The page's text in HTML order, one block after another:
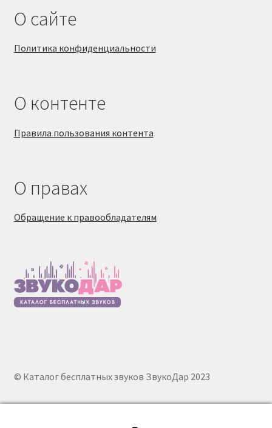
О сайте
Политика конфиденциальности
О контенте
Правила пользования контента
О правах
Обращение к правообладателям
© Каталог бесплатных звуков ЗвукоДар 2023